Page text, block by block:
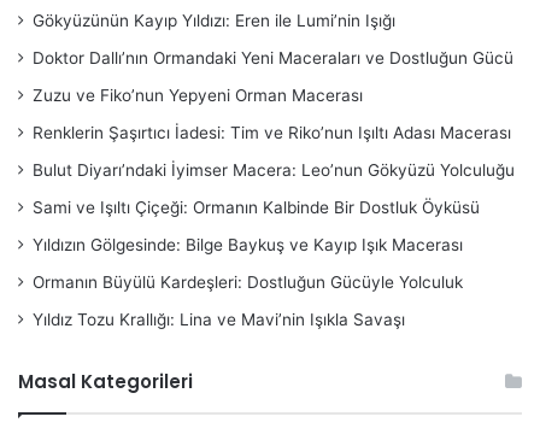
Gökyüzünün Kayıp Yıldızı: Eren ile Lumi’nin Işığı
Doktor Dallı’nın Ormandaki Yeni Maceraları ve Dostluğun Gücü
Zuzu ve Fiko’nun Yepyeni Orman Macerası
Renklerin Şaşırtıcı İadesi: Tim ve Riko’nun Işıltı Adası Macerası
Bulut Diyarı’ndaki İyimser Macera: Leo’nun Gökyüzü Yolculuğu
Sami ve Işıltı Çiçeği: Ormanın Kalbinde Bir Dostluk Öyküsü
Yıldızın Gölgesinde: Bilge Baykuş ve Kayıp Işık Macerası
Ormanın Büyülü Kardeşleri: Dostluğun Gücüyle Yolculuk
Yıldız Tozu Krallığı: Lina ve Mavi’nin Işıkla Savaşı
Masal Kategorileri